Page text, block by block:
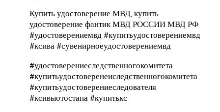
Купить удостоверение МВД, купить
удостоверение фантик МВД РОССИИ МВД РФ
#удостоверениемвд #купитьудостоверениемвд
#ксива #сувенирноеудостоверениемвд
#удостоверениеследственногокомитета
#купитьудостоверенеиследственногокомитета
#купитьудостоверениеследователя
#ксивыотостапа #купитькс